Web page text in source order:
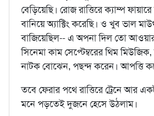
বেড়িয়েছি। রোজ রাত্তিরে ক্যাম্প
বানিয়ে অ্যাক্টিং করেছি। ও খুব ভাল
বাজিয়েছিল-- এ অপনা দিল তো
সিনেমা কাম সেপ্টেম্বরের থিম
নাটক বোঝেন, পছন্দ করেন। আপত্তি
তবে ফেরার পথে রাত্তিরে ট্রেনে আর
মনে পড়তেই দুজনে হেসে উঠলাম।